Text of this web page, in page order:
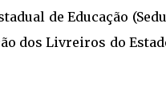
de Educação
dos Livreiros do